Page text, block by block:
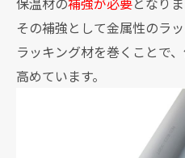
その補強として金属性のラ
ラッキング材を巻くことで
高めています。